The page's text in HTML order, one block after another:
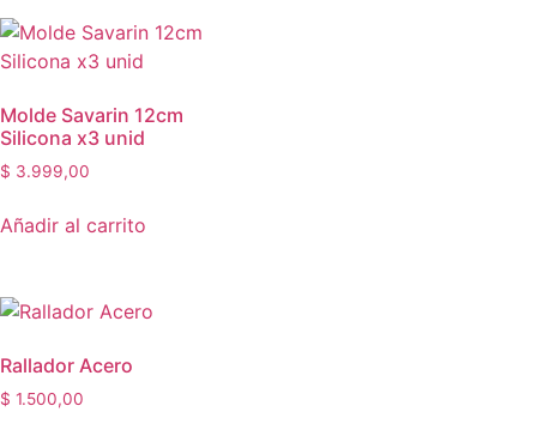
Molde Savarin 12cm
Silicona x3 unid
$ 3.999,00
Añadir al carrito
Rallador Acero
$ 1.500,00